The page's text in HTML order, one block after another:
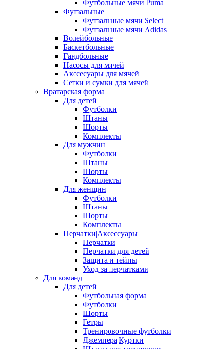
Футбольные мячи Puma
Футзальные
Футзальные мячи Select
Футзальные мячи Adidas
Волейбольные
Баскетбольные
Гандбольные
Насосы для мячей
Акссесуары для мячей
Сетки и сумки для мячей
Вратарская форма
Для детей
Футболки
Штаны
Шорты
Комплекты
Для мужчин
Футболки
Штаны
Шорты
Комплекты
Для женщин
Футболки
Штаны
Шорты
Комплекты
Перчатки|Аксессуары
Перчатки
Перчатки для детей
Защита и тейпы
Уход за перчатками
Для команд
Для детей
Футбольная форма
Футболки
Шорты
Гетры
Тренировочные футболки
Джемпера|Куртки